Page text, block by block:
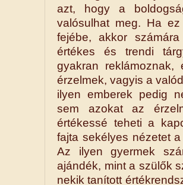
azt, hogy a
valósulhat meg. Ha
fejébe, akkor
értékes és trendi
gyakran
érzelmek, vagyis a
ilyen emberek pedig
sem azokat az
értékessé teheti a
fajta sekélyes nézetet
Az ilyen gyermek
ajándék, mint a szülők
nekik tanított